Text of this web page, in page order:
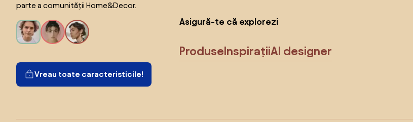
parte a comunității Home&Decor.
Vreau toate caracteristicile!
Asigură-te că explorezi
ProduseInspirațiiAI designer